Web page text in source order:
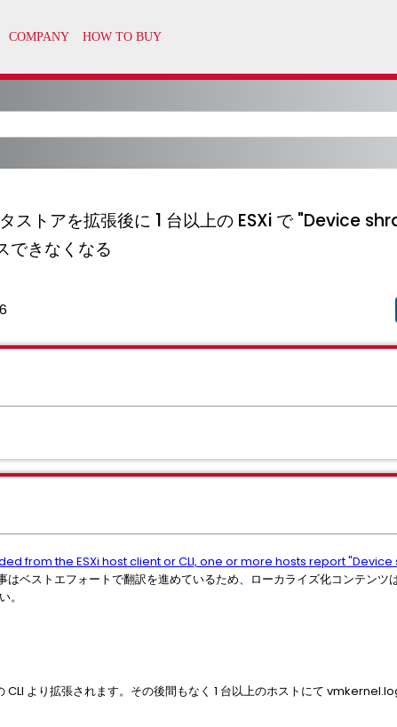
ストアを拡張後に 1 台以上の ESXi で "Device
できなくなる
from the ESXi host client or CLI, one or more hosts report
はベストエフォートで翻訳を進めているため、ローカライズ化コンテンツ
。
CLI より拡張されます。その後間もなく 1 台以上のホストにて